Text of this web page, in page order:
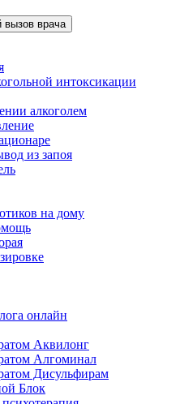
вызов врача
интоксикации
алкоголем
из запоя
на дому
онлайн
Аквилонг
Алгоминал
Дисульфирам
Блок